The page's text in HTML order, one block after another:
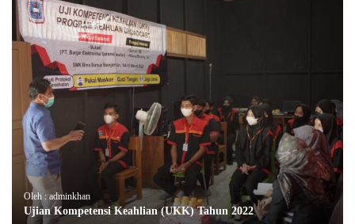
Oleh : adminkhan
Ujian Kompetensi Keahlian (UKK) Tahun 2022